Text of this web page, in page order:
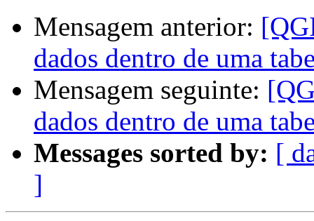
Mensagem anterior:
dados dentro de uma
Mensagem seguinte:
dados dentro de uma
Messages sorted by: [
]